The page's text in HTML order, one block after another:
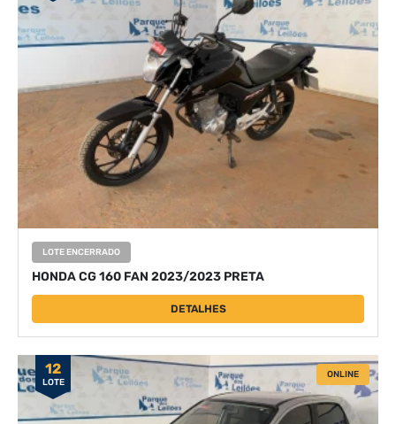
LOTE ENCERRADO
HONDA CG 160 FAN 2023/2023 PRETA
DETALHES
12
LOTE
ONLINE